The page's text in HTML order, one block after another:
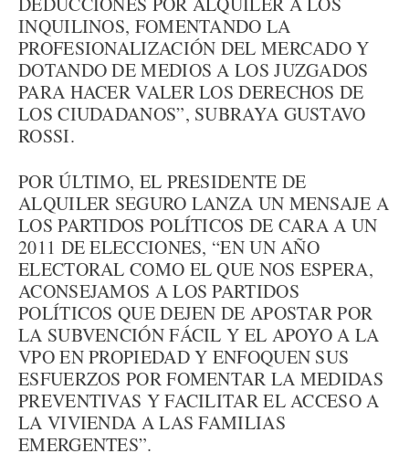
INQUILINOS, FOMENTANDO LA
PROFESIONALIZACIÓN DEL MERCADO Y
DOTANDO DE MEDIOS A LOS JUZGADOS
PARA HACER VALER LOS DERECHOS DE
LOS CIUDADANOS”, SUBRAYA GUSTAVO
ROSSI.
POR ÚLTIMO, EL PRESIDENTE DE
ALQUILER SEGURO LANZA UN MENSAJE A
LOS PARTIDOS POLÍTICOS DE CARA A UN
2011 DE ELECCIONES, “EN UN AÑO
ELECTORAL COMO EL QUE NOS ESPERA,
ACONSEJAMOS A LOS PARTIDOS
POLÍTICOS QUE DEJEN DE APOSTAR POR
LA SUBVENCIÓN FÁCIL Y EL APOYO A LA
VPO EN PROPIEDAD Y ENFOQUEN SUS
ESFUERZOS POR FOMENTAR LA MEDIDAS
PREVENTIVAS Y FACILITAR EL ACCESO A
LA VIVIENDA A LAS FAMILIAS
EMERGENTES”.